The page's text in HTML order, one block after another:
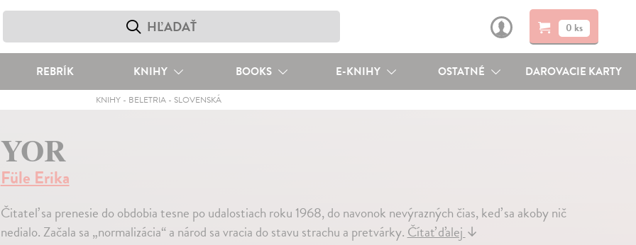
0 ks
REBRÍK KNIHY BOOKS E-KNIHY OSTATNÉ DAROVACIE KARTY
KNIHY - BELETRIA - SLOVENSKÁ
YOR
Füle Erika
Čitateľ sa prenesie do obdobia tesne po udalostiach roku 1968, do navonok nevýrazných čias, keď sa akoby nič
nedialo. Začala sa „normalizácia“ a národ sa vracia do stavu strachu a pretvárky.Čítať ďalej↓